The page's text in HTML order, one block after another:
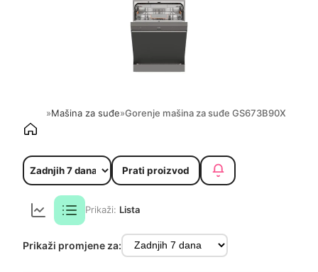
»Mašina za suđe»Gorenje mašina za suđe GS673B90X
Prati proizvod
Prikaži: Lista
Prikaži promjene za: